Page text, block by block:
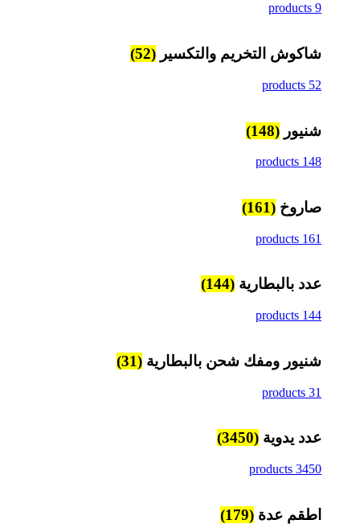
9 products
شاكوش التخريم والتكسير (52)
52 products
شنيور (148)
148 products
صاروخ (161)
161 products
عدد بالبطارية (144)
144 products
شنيور ومفك شحن بالبطارية (31)
31 products
عدد يدوية (3450)
3450 products
اطقم عدة (179)